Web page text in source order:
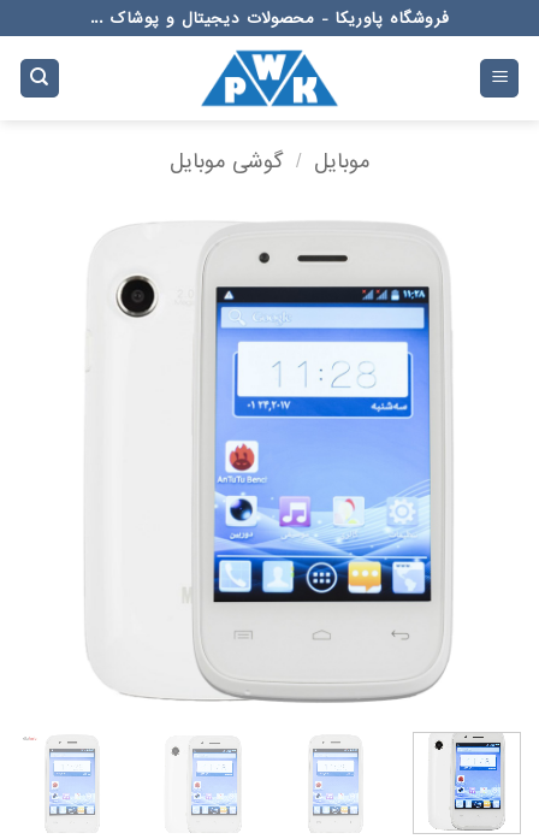
to
content
فروشگاه پاوریکا - محصولات دیجیتال و پوشاک ...
موبایل / گوشی موبایل